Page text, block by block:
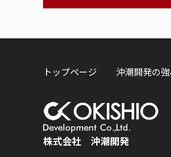
トップページ 沖潮開発の
株式会社 沖潮開発